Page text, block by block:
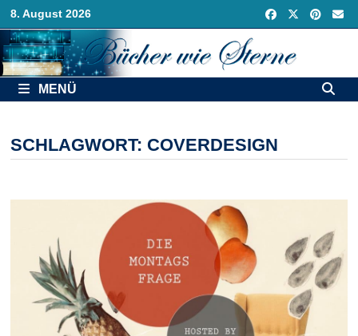
Zurück
zum
Inhalt
8. August 2026
MENÜ
SCHLAGWORT: COVERDESIGN